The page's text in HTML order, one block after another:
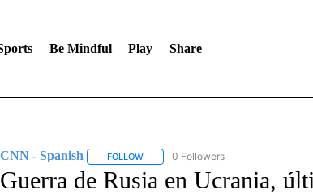
Be Mindful Play Share
CNN - Spanish FOLLOWFOLLOW "CNN - SPANISH" TO
0 Followers
Guerra de Rusia en Ucrania,